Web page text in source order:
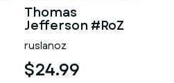
Thomas
Jefferson #RoZ
ruslanoz
$24.99